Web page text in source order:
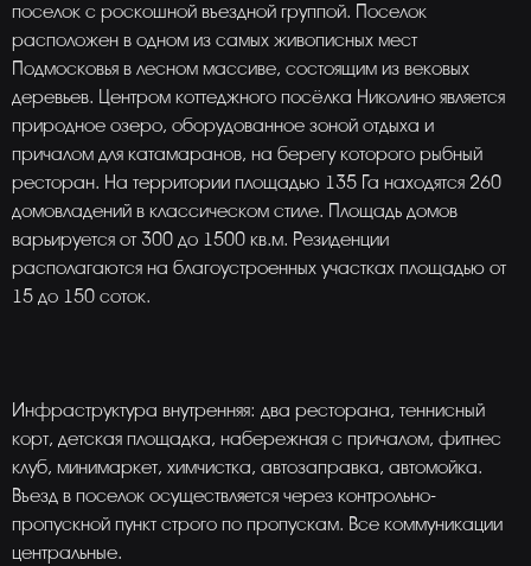
поселок с роскошной въездной группой. Поселок
расположен в одном из самых живописных мест
Подмосковья в лесном массиве, состоящим из вековых
деревьев. Центром коттеджного посёлка Николино является
природное озеро, оборудованное зоной отдыха и
причалом для катамаранов, на берегу которого рыбный
ресторан. На территории площадью 135 Га находятся 260
домовладений в классическом стиле. Площадь домов
варьируется от 300 до 1500 кв.м. Резиденции
располагаются на благоустроенных участках площадью от
15 до 150 соток.
Инфраструктура внутренняя: два ресторана, теннисный
корт, детская площадка, набережная с причалом, фитнес
клуб, минимаркет, химчистка, автозаправка, автомойка.
Въезд в поселок осуществляется через контрольно-
пропускной пункт строго по пропускам. Все коммуникации
центральные.